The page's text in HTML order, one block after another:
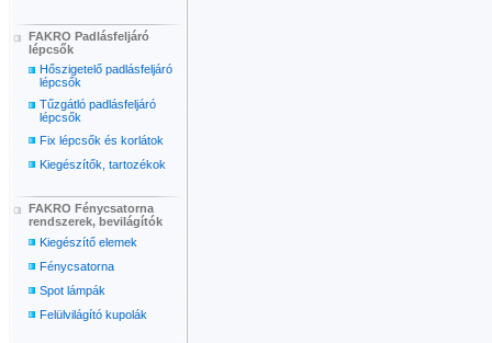
FAKRO Padlásfeljáró
lépcsők
Hőszigetelő padlásfeljáró
lépcsők
Tűzgátló padlásfeljáró
lépcsők
Fix lépcsők és korlátok
Kiegészítők, tartozékok
FAKRO Fénycsatorna
rendszerek, bevilágítók
Kiegészítő elemek
Fénycsatorna
Spot lámpák
Felülvilágító kupolák